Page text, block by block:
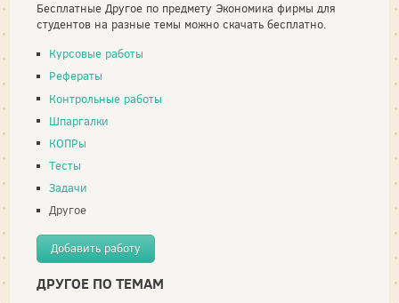
Бесплатные Другое по предмету Экономика фирмы для
студентов на разные темы можно скачать бесплатно.
Курсовые работы
Рефераты
Контрольные работы
Шпаргалки
КОПРы
Тесты
Задачи
Другое
Добавить работу
ДРУГОЕ ПО ТЕМАМ